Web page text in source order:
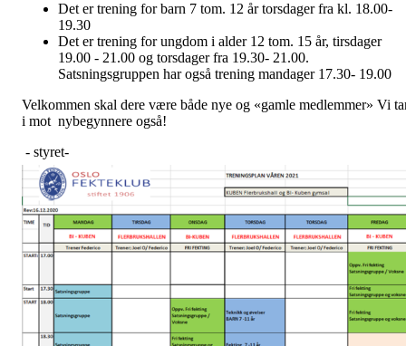
Det er trening for barn 7 tom. 12 år torsdager fra kl. 18.00-
19.30
Det er trening for ungdom i alder 12 tom. 15 år, tirsdager
19.00 - 21.00 og torsdager fra 19.30- 21.00.
Satsningsgruppen har også trening mandager 17.30- 19.00
Velkommen skal dere være både nye og «gamle medlemmer» Vi
i mot nybegynnere også!
- styret-